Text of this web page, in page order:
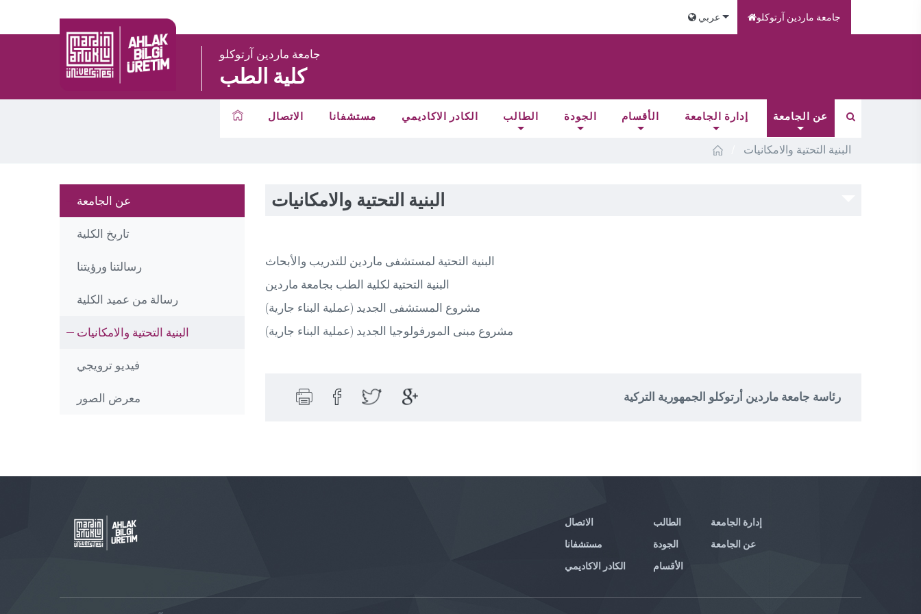
عربي جامعة ماردين آرتوكلو
جامعة ماردين آرتوكلو
كلية الطب
الاتصال مستشفانا الكادر الاكاديمي الطالب الجودة الأقسام إدارة الجامعة عن الجامعة
البنية التحتية والامكانيات
عن الجامعة
تاريخ الكلية
رسالتنا ورؤيتنا
رسالة من عميد الكلية
البنية التحتية والامكانيات
فيديو ترويجي
معرض الصور
البنية التحتية والامكانيات
البنية التحتية لمستشفى ماردين للتدريب والأبحاث
البنية التحتية لكلية الطب بجامعة ماردين
مشروع المستشفى الجديد (عملية البناء جارية)
مشروع مبنى المورفولوجيا الجديد (عملية البناء جارية)
رئاسة جامعة ماردين أرتوكلو الجمهورية التركية
الاتصال
مستشفانا
الكادر الاكاديمي
الطالب
الجودة
الأقسام
إدارة الجامعة
عن الجامعة